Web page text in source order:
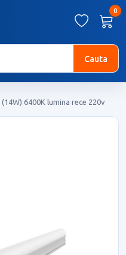
0
Cauta
6400K lumina rece 220v